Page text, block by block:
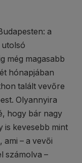
a
utolsó
még magasabb
hónapjában
talált vevőre
Olyannyira
hogy bár nagy
is kevesebb mint
– a vevői
számolva –